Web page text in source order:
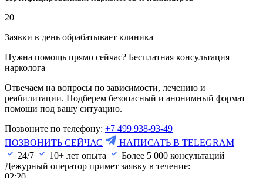
20
Заявки в день обрабатывает клиника
Нужна помощь прямо сейчас? Бесплатная консультация
нарколога
Отвечаем на вопросы по зависимости, лечению и
реабилитации. Подберем безопасный и анонимный формат
помощи под вашу ситуацию.
Позвоните по телефону: +7 499 938-93-49
ПОЗВОНИТЬ СЕЙЧАС
НАПИСАТЬ В TELEGRAM
24/7
10+ лет опыта Более 5 000 консультаций
Дежурный оператор примет заявку в течение: